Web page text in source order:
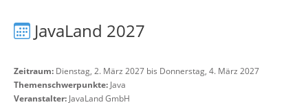
JavaLand 2027
Zeitraum: Dienstag, 2. März 2027 bis Donnerstag, 4. März 2027
Themenschwerpunkte: Java
Veranstalter: JavaLand GmbH